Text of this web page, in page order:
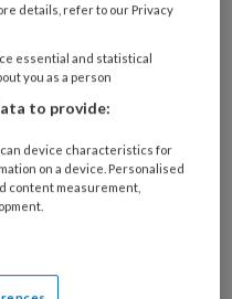
details, refer to our Privacy
essential and statistical
you as a person
to provide:
device characteristics for
on a device. Personalised
content measurement,